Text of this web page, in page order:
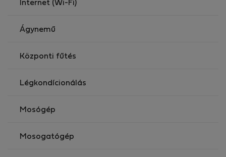
—>The apartment can accommodate 4 people .
—>The apartment is kid friendly
Internet (Wi-Fi)
Ágynemű
Központi fűtés
Légkondícionálás
Mosógép
Mosogatógép